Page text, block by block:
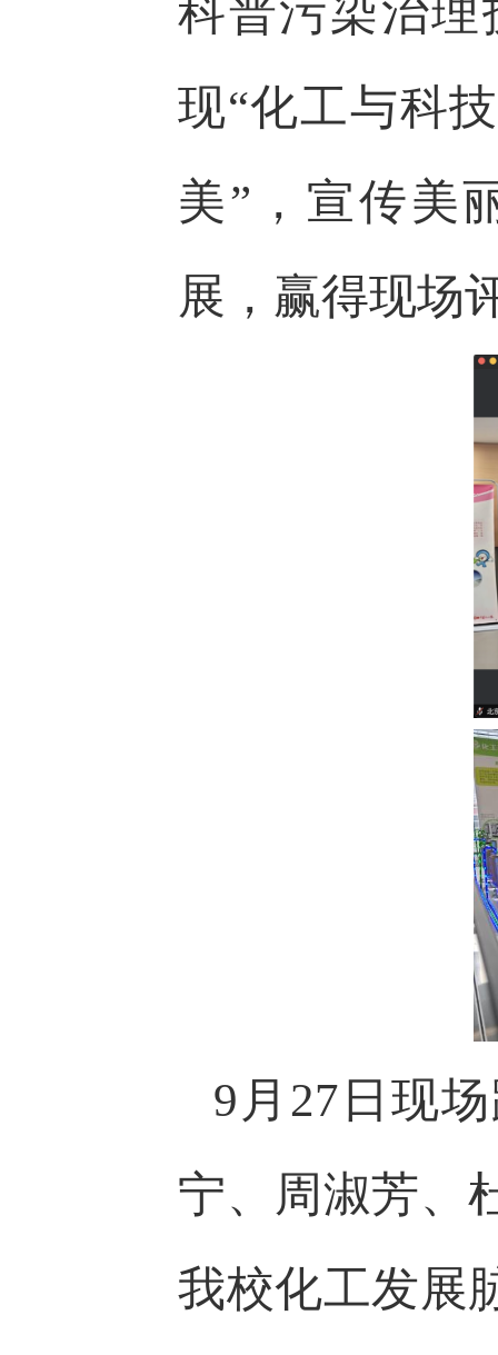
科普污染治理
现“化工与科
美”，宣传美
展，赢得现场
9月27日现
宁、周淑芳、
我校化工发展